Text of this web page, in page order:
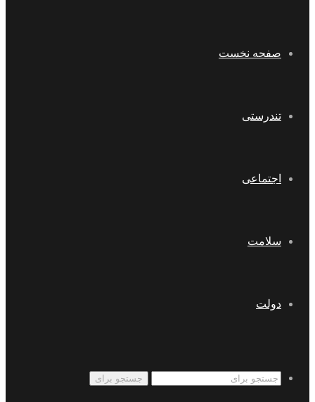
صفحه نخست
تندرستی
اجتماعی
سلامت
دولت
جستجو برای